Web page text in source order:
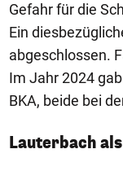
Gefahr für die
Ein
abgeschlossen.
Im Jahr 2024
BKA, beide bei
Lauterbach